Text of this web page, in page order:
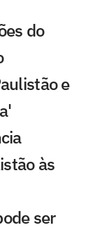
do
e
às
ser